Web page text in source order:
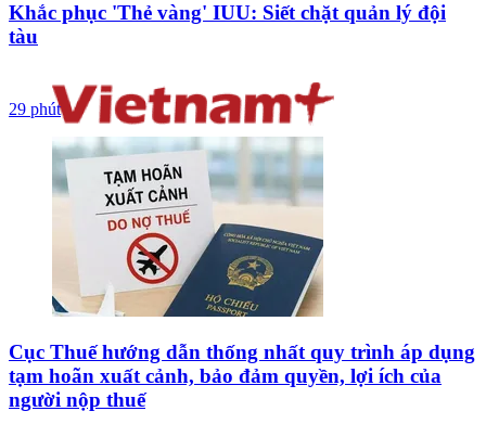
Khắc phục 'Thẻ vàng' IUU: Siết chặt quản lý đội
tàu
29 phút
Cục Thuế hướng dẫn thống nhất quy trình áp dụng
tạm hoãn xuất cảnh, bảo đảm quyền, lợi ích của
người nộp thuế